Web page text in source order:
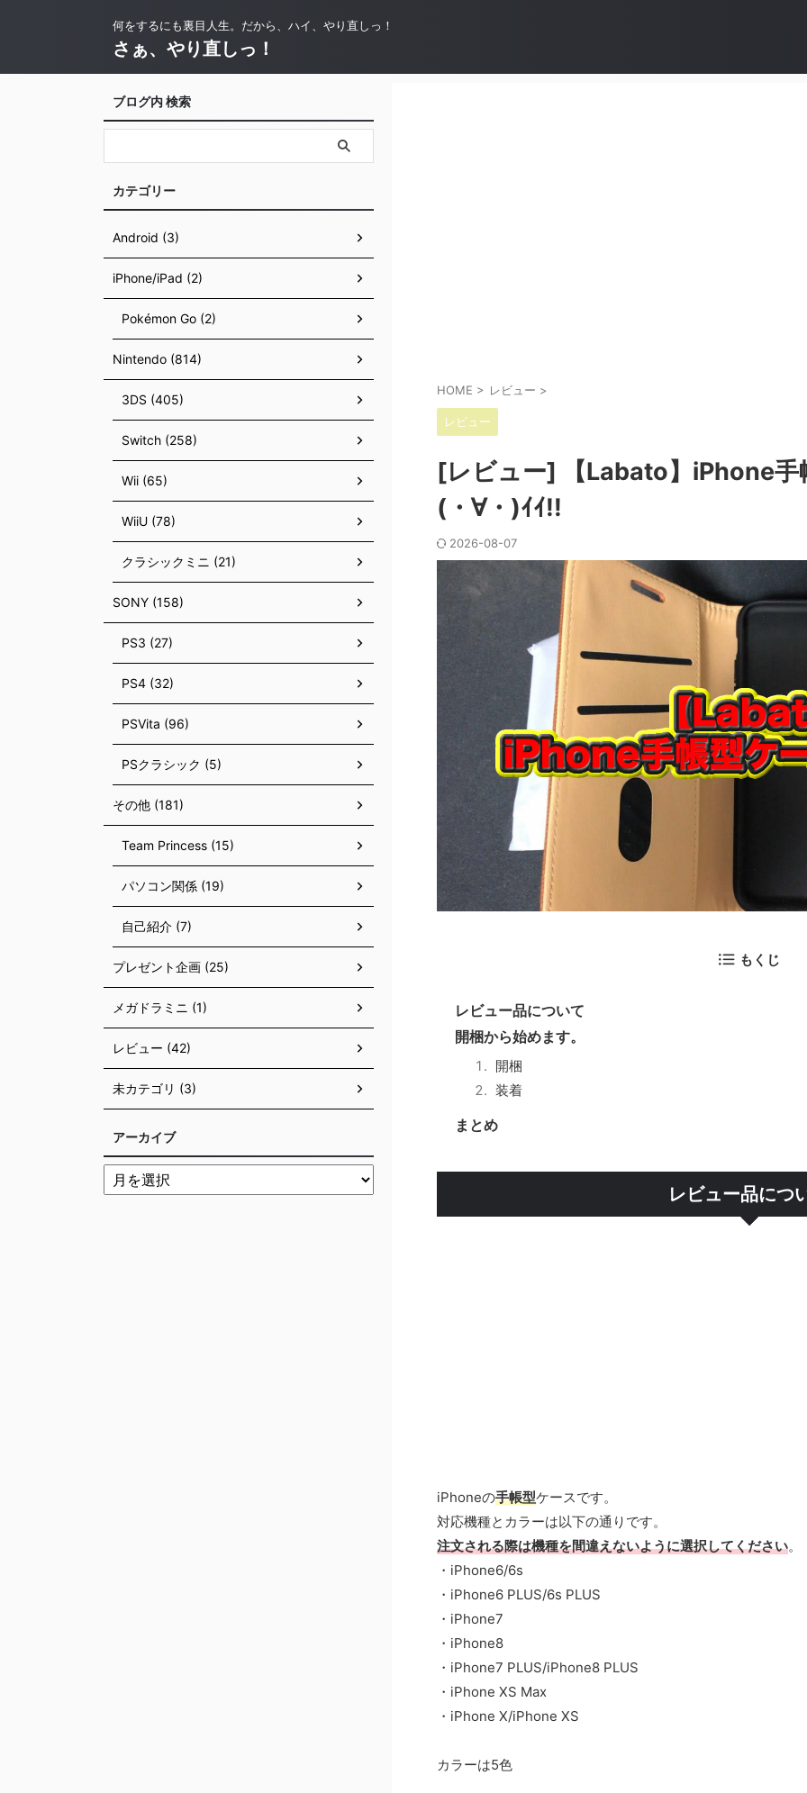
何をするにも裏目人生。だから、ハイ、やり直しっ！
さぁ、やり直しっ！
HOME > レビュー >
レビュー
[レビュー] 【Labato】iPhone手
(・∀・)ｲｲ!!
2026-08-07
もくじ
レビュー品について
開梱から始めます。
開梱
装着
まとめ
レビュー品につ
iPhoneの手帳型ケースです。
対応機種とカラーは以下の通りです。
注文される際は機種を間違えないように選択してください。
・iPhone6/6s
・iPhone6 PLUS/6s PLUS
・iPhone7
・iPhone8
・iPhone7 PLUS/iPhone8 PLUS
・iPhone XS Max
・iPhone X/iPhone XS
カラーは5色
ブログ内 検索
カテゴリー
Android (3)
iPhone/iPad (2)
Pokémon Go (2)
Nintendo (814)
3DS (405)
Switch (258)
Wii (65)
WiiU (78)
クラシックミニ (21)
SONY (158)
PS3 (27)
PS4 (32)
PSVita (96)
PSクラシック (5)
その他 (181)
Team Princess (15)
パソコン関係 (19)
自己紹介 (7)
プレゼント企画 (25)
メガドラミニ (1)
レビュー (42)
未カテゴリ (3)
アーカイブ